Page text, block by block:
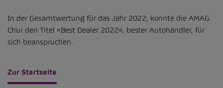
In der Gesamtwertung für das Jahr 2022, konnte die AMAG
Chur den Titel «Best Dealer 2022», bester Autohändler, für
sich beanspruchen.
Zur Startseite